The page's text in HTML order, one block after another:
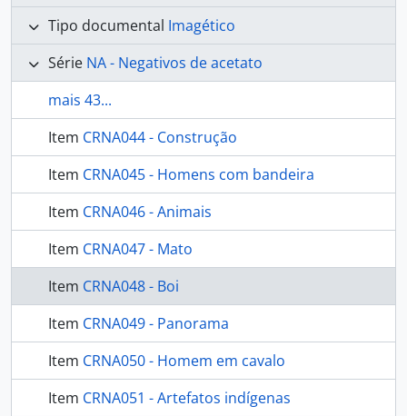
Tipo documental Imagético
Série NA - Negativos de acetato
mais 43...
Item CRNA044 - Construção
Item CRNA045 - Homens com bandeira
Item CRNA046 - Animais
Item CRNA047 - Mato
Item CRNA048 - Boi
Item CRNA049 - Panorama
Item CRNA050 - Homem em cavalo
Item CRNA051 - Artefatos indígenas